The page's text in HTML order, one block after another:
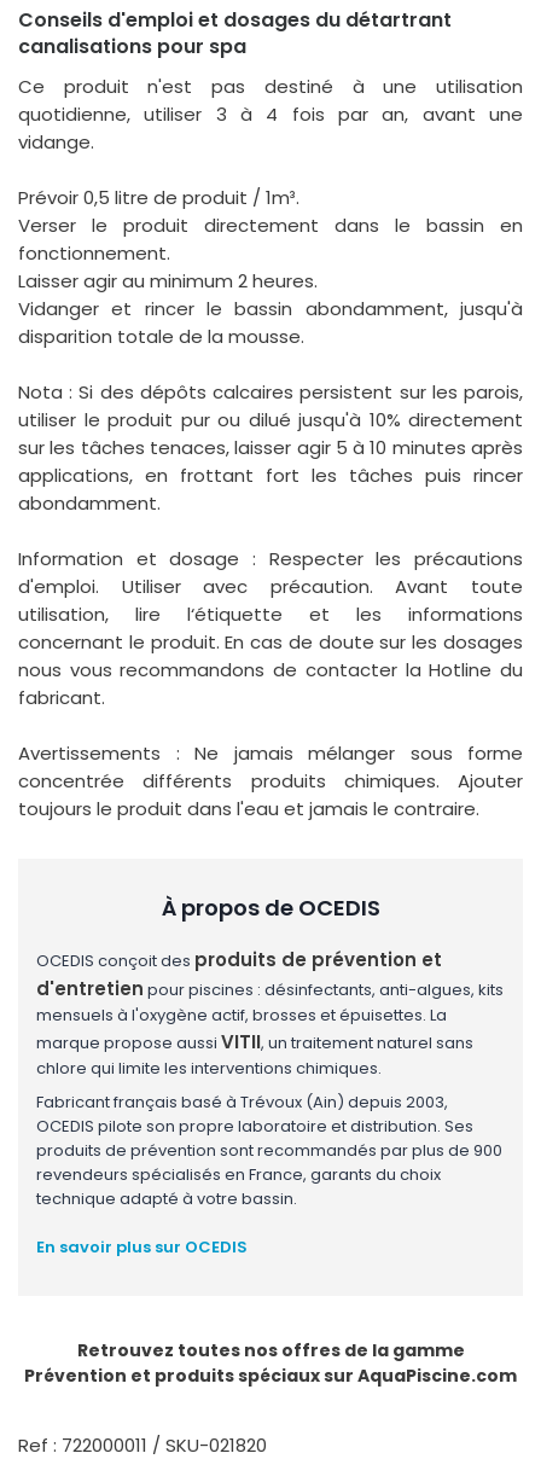
Conseils d'emploi et dosages du détartrant
canalisations pour spa
Ce produit n'est pas destiné à une utilisation
quotidienne, utiliser 3 à 4 fois par an, avant une
vidange.
Prévoir 0,5 litre de produit / 1m³.
Verser le produit directement dans le bassin en
fonctionnement.
Laisser agir au minimum 2 heures.
Vidanger et rincer le bassin abondamment, jusqu'à
disparition totale de la mousse.
Nota : Si des dépôts calcaires persistent sur les parois,
utiliser le produit pur ou dilué jusqu'à 10% directement
sur les tâches tenaces, laisser agir 5 à 10 minutes après
applications, en frottant fort les tâches puis rincer
abondamment.
Information et dosage : Respecter les précautions
d'emploi. Utiliser avec précaution. Avant toute
utilisation, lire l‘étiquette et les informations
concernant le produit. En cas de doute sur les dosages
nous vous recommandons de contacter la Hotline du
fabricant.
Avertissements : Ne jamais mélanger sous forme
concentrée différents produits chimiques. Ajouter
toujours le produit dans l'eau et jamais le contraire.
À propos de OCEDIS
OCEDIS conçoit des produits de prévention et
d'entretien pour piscines : désinfectants, anti-algues, kits
mensuels à l'oxygène actif, brosses et épuisettes. La
marque propose aussi VITII, un traitement naturel sans
chlore qui limite les interventions chimiques.
Fabricant français basé à Trévoux (Ain) depuis 2003,
OCEDIS pilote son propre laboratoire et distribution. Ses
produits de prévention sont recommandés par plus de 900
revendeurs spécialisés en France, garants du choix
technique adapté à votre bassin.
En savoir plus sur OCEDIS
Retrouvez toutes nos offres de la gamme
Prévention et produits spéciauxsur AquaPiscine.com
Ref : 722000011 / SKU-021820